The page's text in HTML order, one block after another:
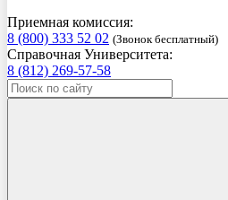
Приемная комиссия:
8 (800) 333 52 02 (Звонок бесплатный)
Справочная Университета:
8 (812) 269-57-58